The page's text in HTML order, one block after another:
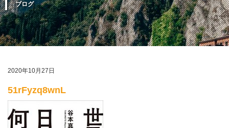
ブログ
2020年10月27日
51rFyzq8wnL